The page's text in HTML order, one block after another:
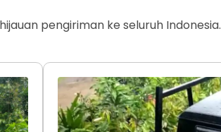
pengiriman ke seluruh Indonesia.